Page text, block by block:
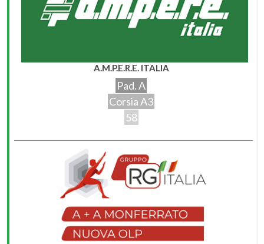
A.M.P.E.R.E. ITALIA
Pad. A
Corsia A3
58